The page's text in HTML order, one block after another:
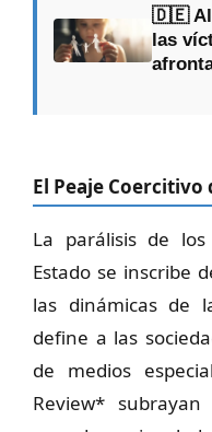
🇩🇪
las
El Peaje
La parálisis de
Estado se inscribe
las dinámicas de
define a las
de medios
Review*